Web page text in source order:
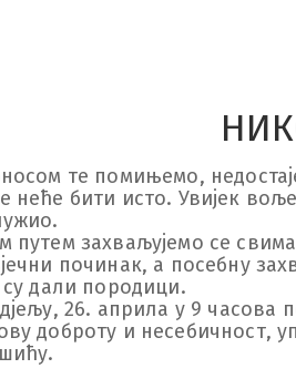
те помињемо,
неће бити исто. Увијек
путем захваљујемо се
починак, а посебну
су дали породици.
26. априла у 9 часова
доброту и несебичност,